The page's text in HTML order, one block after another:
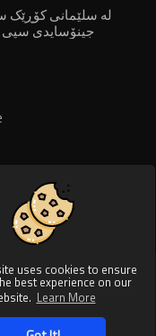
uses cookies to ensure
best experience on our
Learn More
لە سلێمانی کۆڕێک
جینۆسایدی سپی
rights reserved.